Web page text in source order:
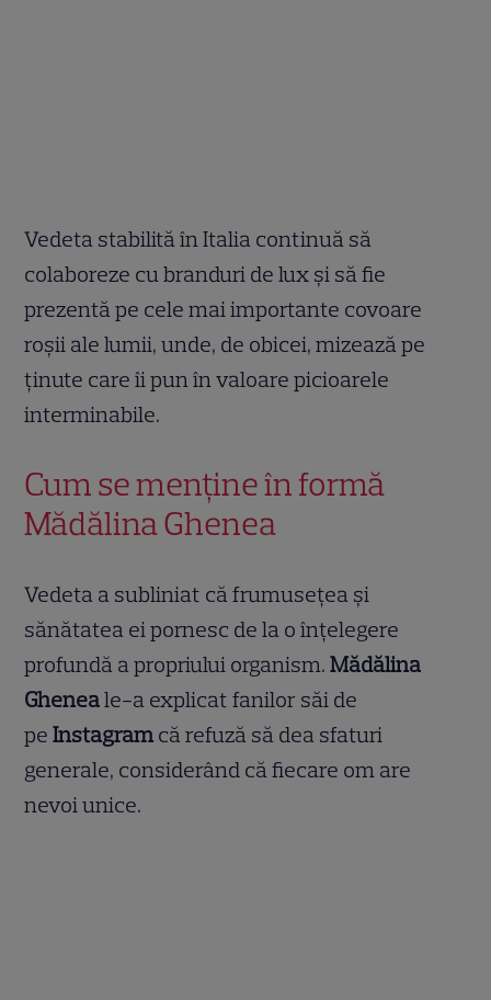
Vedeta stabilită în Italia continuă să
colaboreze cu branduri de lux și să fie
prezentă pe cele mai importante covoare
roșii ale lumii, unde, de obicei, mizează pe
ținute care îi pun în valoare picioarele
interminabile.
Cum se menține în formă
Mădălina Ghenea
Vedeta a subliniat că frumusețea și
sănătatea ei pornesc de la o înțelegere
profundă a propriului organism.Mădălina
Gheneale-a explicat fanilor săi de
peInstagram că refuză să dea sfaturi
generale, considerând că fiecare om are
nevoi unice.